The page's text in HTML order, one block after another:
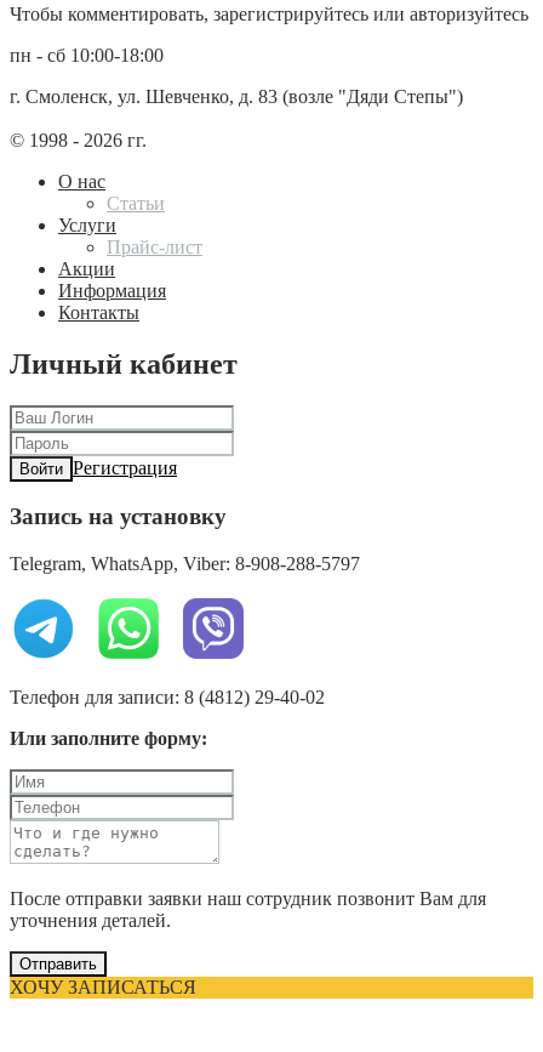
Чтобы комментировать, зарегистрируйтесь или авторизуйтесь
пн - сб 10:00-18:00
г. Смоленск, ул. Шевченко, д. 83 (возле "Дяди Степы")
© 1998 - 2026 гг.
О нас
Статьи
Услуги
Прайс-лист
Акции
Информация
Контакты
Личный кабинет
Войти Регистрация
Запись на установку
Telegram, WhatsApp, Viber: 8-908-288-5797
Телефон для записи: 8 (4812) 29-40-02
Или заполните форму:
После отправки заявки наш сотрудник позвонит Вам для
уточнения деталей.
Отправить
ХОЧУ ЗАПИСАТЬСЯ